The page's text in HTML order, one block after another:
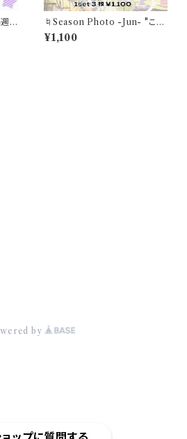
5
♮Season Photo -Jun- "この
世界の隙間で、存在証明を探し
て"夢咲あむブロマイド(1セット3
¥1,100
by